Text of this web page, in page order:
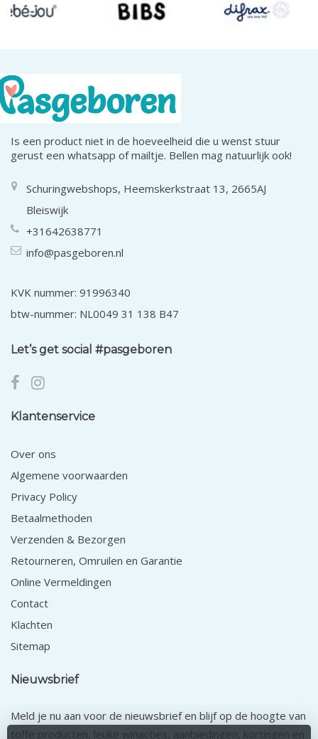
Is een product niet in de hoeveelheid die u wenst stuur
gerust een whatsapp of mailtje. Bellen mag natuurlijk ook!
Schuringwebshops, Heemskerkstraat 13, 2665AJ
Bleiswijk
+31642638771
info@pasgeboren.nl
KVK nummer: 91996340
btw-nummer: NL0049 31 138 B47
Let’s get social #pasgeboren
Klantenservice
Over ons
Algemene voorwaarden
Privacy Policy
Betaalmethoden
Verzenden & Bezorgen
Retourneren, Omruilen en Garantie
Online Vermeldingen
Contact
Klachten
Sitemap
Nieuwsbrief
Meld je nu aan voor de nieuwsbrief en blijf op de hoogte van
toffe producten, leuke winacties, aanbiedingen, kortingen en